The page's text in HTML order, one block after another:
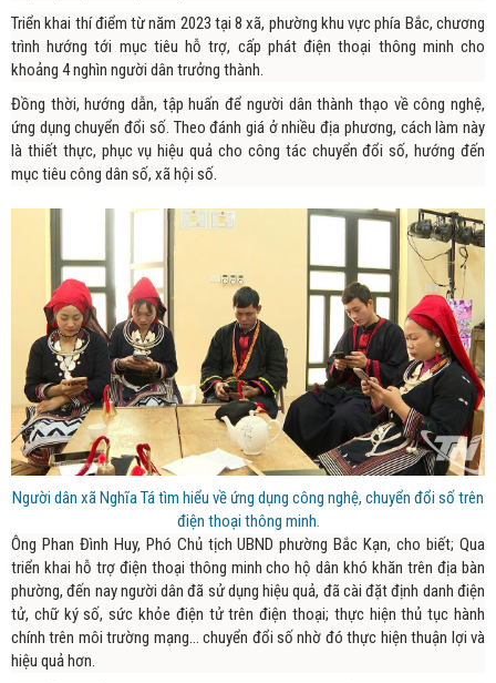
Triển khai thí điểm từ năm 2023 tại 8 xã, phường khu vực phía Bắc, chương
trình hướng tới mục tiêu hỗ trợ, cấp phát điện thoại thông minh cho
khoảng 4 nghìn người dân trưởng thành.
Đồng thời, hướng dẫn, tập huấn để người dân thành thạo về công nghệ,
ứng dụng chuyển đổi số. Theo đánh giá ở nhiều địa phương, cách làm này
là thiết thực, phục vụ hiệu quả cho công tác chuyển đổi số, hướng đến
mục tiêu công dân số, xã hội số.
Người dân xã Nghĩa Tá tìm hiểu về ứng dụng công nghệ, chuyển đổi số trên
điện thoại thông minh.
Ông Phan Đình Huy, Phó Chủ tịch UBND phường Bắc Kạn, cho biết; Qua
triển khai hỗ trợ điện thoại thông minh cho hộ dân khó khăn trên địa bàn
phường, đến nay người dân đã sử dụng hiệu quả, đã cài đặt định danh điện
tử, chữ ký số, sức khỏe điện tử trên điện thoại; thực hiện thủ tục hành
chính trên môi trường mạng... chuyển đổi số nhờ đó thực hiện thuận lợi và
hiệu quả hơn.